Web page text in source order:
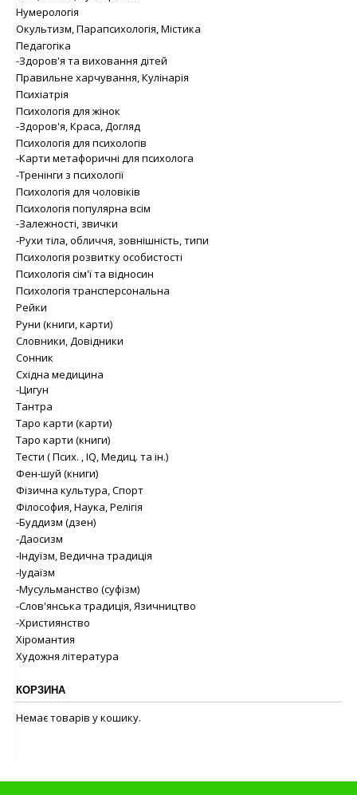
Нумерологія
Окультизм, Парапсихологія, Містика
Педагогіка
-Здоров'я та виховання дітей
Правильне харчування, Кулінарія
Психіатрія
Психологія для жінок
-Здоров'я, Краса, Догляд
Психологія для психологів
-Карти метафоричні для психолога
-Тренінги з психології
Психологія для чоловіків
Психологія популярна всім
-Залежності, звички
-Рухи тіла, обличчя, зовнішність, типи
Психологія розвитку особистості
Психологія сім'ї та відносин
Психологія трансперсональна
Рейки
Руни (книги, карти)
Словники, Довідники
Сонник
Східна медицина
-Цигун
Тантра
Таро карти (карти)
Таро карти (книги)
Тести ( Псих. , IQ, Медиц. та ін.)
Фен-шуй (книги)
Фізична культура, Спорт
Філософия, Наука, Релігія
-Буддизм (дзен)
-Даосизм
-Індуїзм, Ведична традиція
-Іудаїзм
-Мусульманство (суфізм)
-Слов'янська традиція, Язичництво
-Християнство
Хіромантия
Художня література
КОРЗИНА
Немає товарів у кошику.